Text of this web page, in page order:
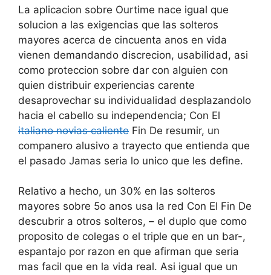
La aplicacion sobre Ourtime nace igual que
solucion a las exigencias que las solteros
mayores acerca de cincuenta anos en vida
vienen demandando discrecion, usabilidad, asi
como proteccion sobre dar con alguien con
quien distribuir experiencias carente
desaprovechar su individualidad desplazandolo
hacia el cabello su independencia; Con El
italiano novias caliente Fin De resumir, un
companero alusivo a trayecto que entienda que
el pasado Jamas seria lo unico que les define.
Relativo a hecho, un 30% en las solteros
mayores sobre 5o anos usa la red Con El Fin De
descubrir a otros solteros, – el duplo que como
proposito de colegas o el triple que en un bar-,
espantajo por razon en que afirman que seria
mas facil que en la vida real. Asi igual que un